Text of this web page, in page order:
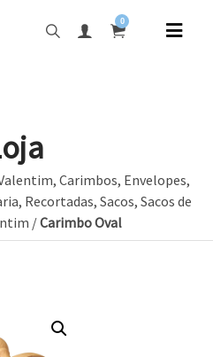
0
, Carimbos, Envelopes,
, Recortadas, Sacos, Sacos de
/Carimbo Oval